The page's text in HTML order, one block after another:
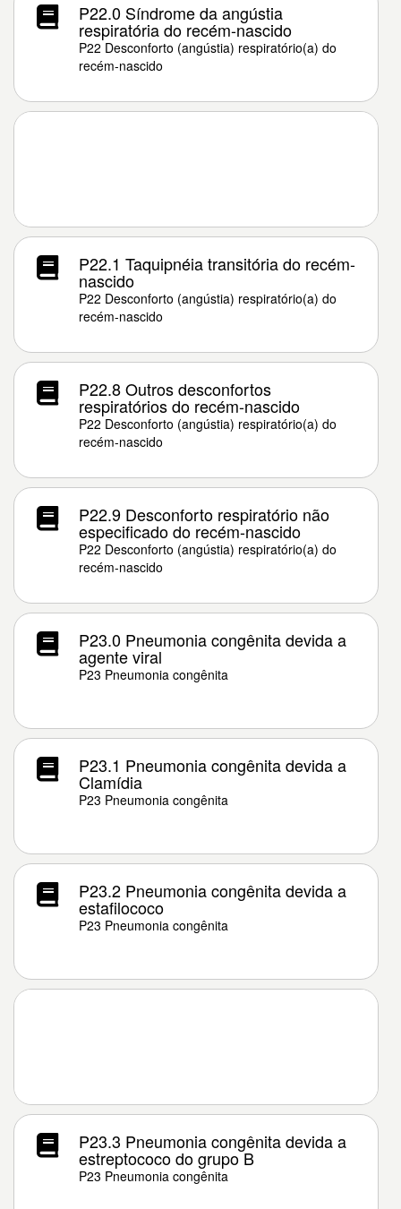
P22.0 Síndrome da angústia
respiratória do recém-nascido
P22 Desconforto (angústia) respiratório(a) do
recém-nascido
P22.1 Taquipnéia transitória do recém-
nascido
P22 Desconforto (angústia) respiratório(a) do
recém-nascido
P22.8 Outros desconfortos
respiratórios do recém-nascido
P22 Desconforto (angústia) respiratório(a) do
recém-nascido
P22.9 Desconforto respiratório não
especificado do recém-nascido
P22 Desconforto (angústia) respiratório(a) do
recém-nascido
P23.0 Pneumonia congênita devida a
agente viral
P23 Pneumonia congênita
P23.1 Pneumonia congênita devida a
Clamídia
P23 Pneumonia congênita
P23.2 Pneumonia congênita devida a
estafilococo
P23 Pneumonia congênita
P23.3 Pneumonia congênita devida a
estreptococo do grupo B
P23 Pneumonia congênita